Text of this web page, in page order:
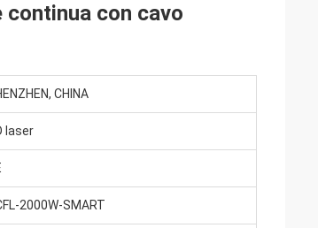
con cavo
CHINA
laser
2000W-SMART